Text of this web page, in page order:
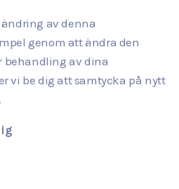
av denna
genom att ändra den
behandling av dina
vi be dig att samtycka på nytt